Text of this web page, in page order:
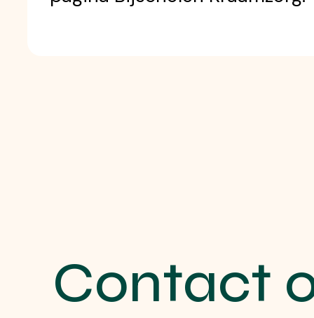
Contact